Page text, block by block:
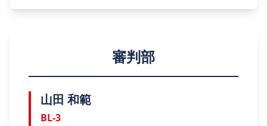
審判部
山田 和範
BL-3